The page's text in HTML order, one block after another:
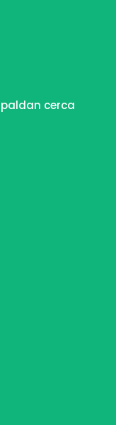
cerca